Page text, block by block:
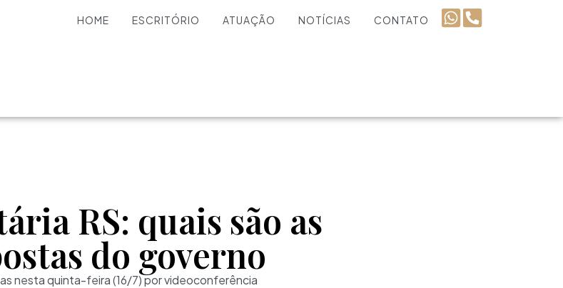
HOME ESCRITÓRIO ATUAÇÃO NOTÍCIAS CONTATO
RS: quais são as
do governo
nesta quinta-feira (16/7) por videoconferência